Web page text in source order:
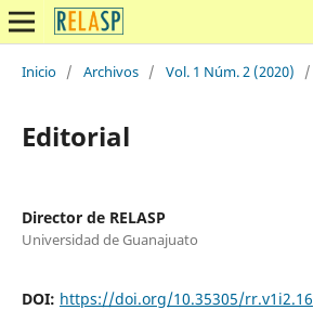
Inicio / Archivos / Vol. 1 Núm. 2 (2020) /
Editorial
Director de RELASP
Universidad de Guanajuato
DOI: https://doi.org/10.35305/rr.v1i2.16